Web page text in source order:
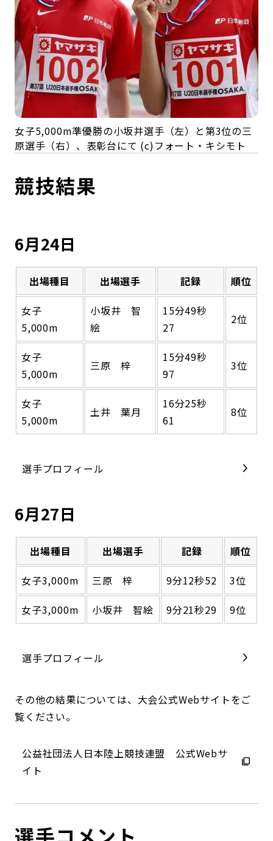
女子5,000m準優勝の小坂井選手（左）と第3位の三
原選手（右）、表彰台にて (c)フォート・キシモト
競技結果
6月24日
出場種目 出場選手 記録
順位
女子
5,000m
小坂井 智
絵
15分49秒
27
2位
女子
5,000m
三原 梓
15分49秒
97
3位
女子
5,000m
土井 葉月
16分25秒
61
8位
選手プロフィール
6月27日
出場種目 出場選手 記録
順位
女子3,000m
三原 梓 9分12秒52
3位
女子3,000m
小坂井 智絵 9分21秒29 9位
選手プロフィール
その他の結果については、大会公式Webサイトをご
覧ください。
公益社団法人日本陸上競技連盟 公式Webサ
イト